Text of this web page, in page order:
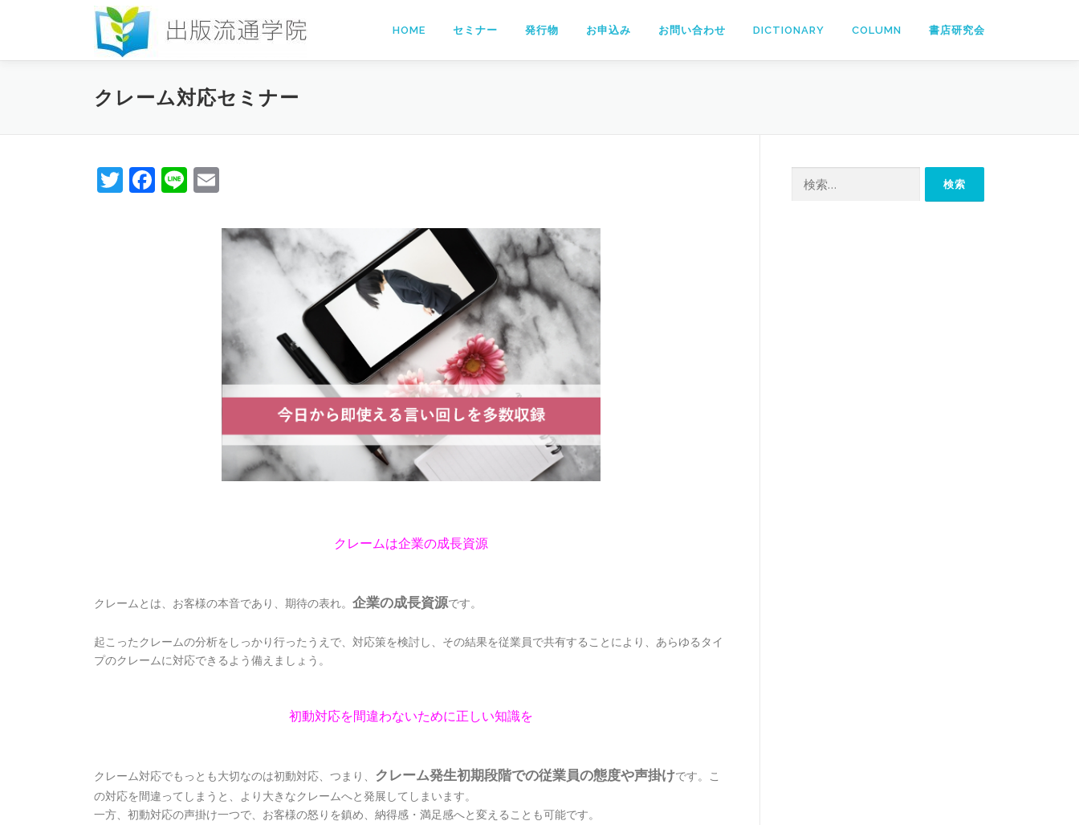
ン
HOME セミナー 発行物 お申込み お問い合わせ DICTIONARY COLUMN 書店研究会
クレーム対応セミナー
Twitter
Facebook
Line
クレームは企業の成長資源
クレームとは、お客様の本音であり、期待の表れ。 企業の成長資源です。
起こったクレームの分析をしっかり行ったうえで、対応策を検討し、その結果を従業員で共有することにより、あらゆるタイ
プのクレームに対応できるよう備えましょう。
初動対応を間違わないために正しい知識を
クレーム対応でもっとも大切なのは初動対応、つまり、 クレーム発生初期段階での従業員の態度や声掛けです。こ
の対応を間違ってしまうと、より大きなクレームへと発展してしまいます。
一方、初動対応の声掛け一つで、お客様の怒りを鎮め、納得感・満足感へと変えることも可能です。